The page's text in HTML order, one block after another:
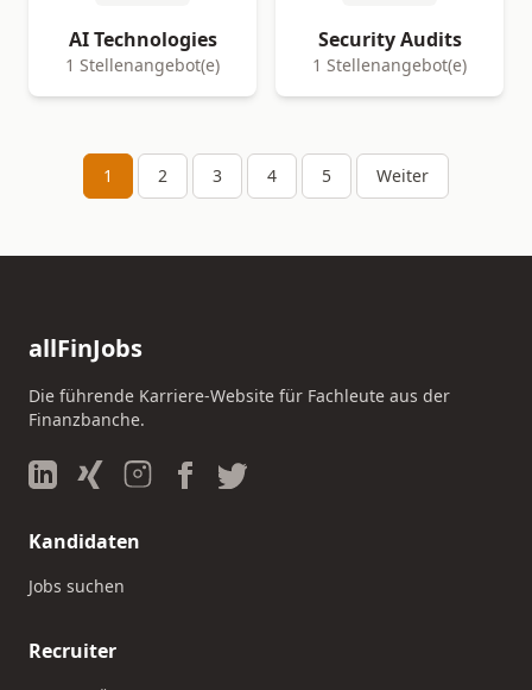
AI Technologies
1 Stellenangebot(e)
Security Audits
1 Stellenangebot(e)
1 2 3 4 5 Weiter
allFinJobs
Die führende Karriere-Website für Fachleute aus der
Finanzbanche.
Kandidaten
Jobs suchen
Recruiter